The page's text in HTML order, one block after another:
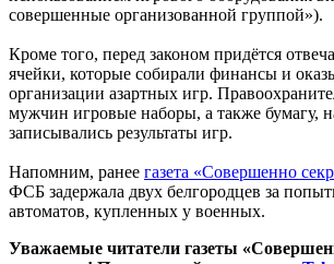
совершенные организованной группой»).
Кроме того, перед законом придётся
ячейки, которые собирали финансы и
организации азартных игр.
мужчин игровые наборы, а также бумагу,
записывались результаты игр.
Напомним, ранее газета «Совершенно
ФСБ задержала двух белгородцев за
автоматов, купленных у военных.
Уважаемые читатели газеты